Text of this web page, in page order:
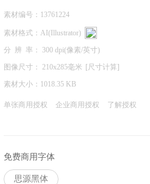
素材编号： 13761224
素材格式： AI(Illustrator)
分 辨 率： 300 dpi(像素/英寸)
图像尺寸： 210x285毫米 [尺寸计算]
素材大小： 1018.35 KB
单张商用授权 企业商用授权 了解授权
免费商用字体
思源黑体